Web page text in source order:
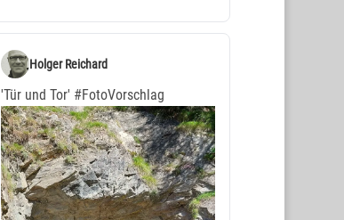
Holger Reichard
'Tür und Tor' #FotoVorschlag